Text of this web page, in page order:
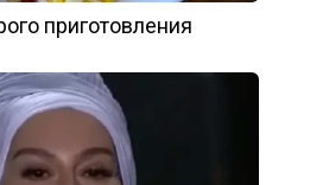
приготовления